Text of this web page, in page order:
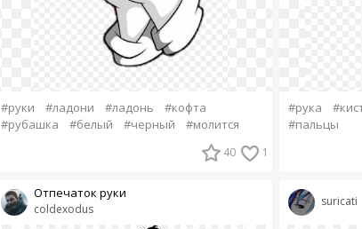
#руки #ладони #ладонь
#кофта
#рубашка
#белый #черный #молится
40 1
coldexodus
Отпечаток руки
#рука
#пальцы
suricati